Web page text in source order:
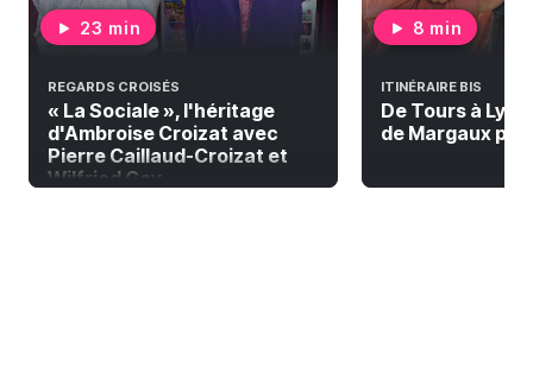
23 min
REGARDS CROISÉS
« La Sociale », l'héritage
d'Ambroise Croizat avec
Pierre Caillaud-Croizat et
Wilfried Gay
8 min
ITINÉRAIRE BIS
De Tours à
de Margaux